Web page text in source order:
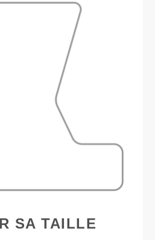
SA TAILLE